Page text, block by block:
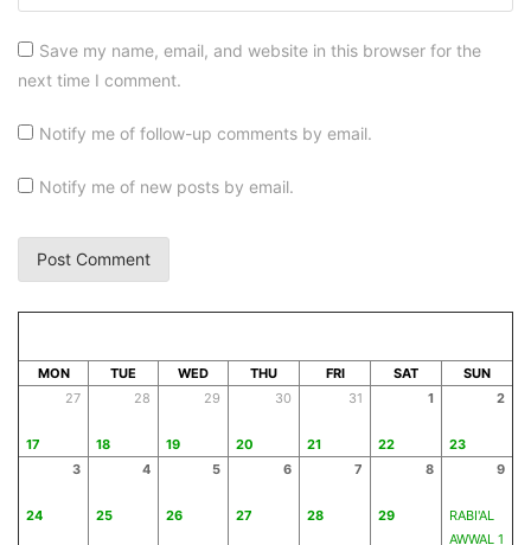
Save my name, email, and website in this browser for the
next time I comment.
Notify me of follow-up comments by email.
Notify me of new posts by email.
MON TUE WED THU FRI SAT
SUN
27
17
28
18
29
19
30
20
31
21
1
22
2
23
3
24
4
25
5
26
6
27
7
28
8
29
9
RABI'AL
AWWAL 1